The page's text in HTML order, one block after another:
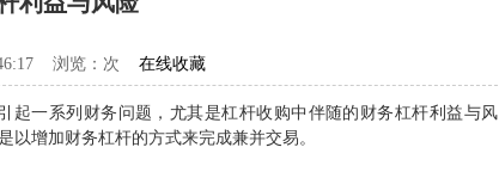
浏览： 次 在线收藏
一系列财务问题，尤其是杠杆收购中伴随的财务杠杆利益与风
增加财务杠杆的方式来完成兼并交易。